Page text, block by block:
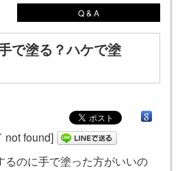
Q & A
で塗る？ハケで塗
not found]
るのに手で塗った方がいいの